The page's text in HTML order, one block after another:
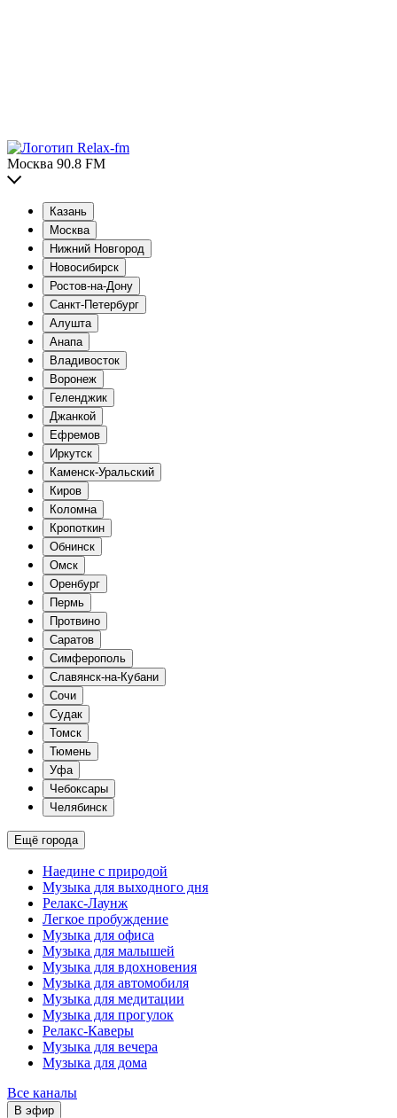
Москва 90.8 FM
Казань
Москва
Нижний Новгород
Новосибирск
Ростов-на-Дону
Санкт-Петербург
Алушта
Анапа
Владивосток
Воронеж
Геленджик
Джанкой
Ефремов
Иркутск
Каменск-Уральский
Киров
Коломна
Кропоткин
Обнинск
Омск
Оренбург
Пермь
Протвино
Саратов
Симферополь
Славянск-на-Кубани
Сочи
Судак
Томск
Тюмень
Уфа
Чебоксары
Челябинск
Ещё города
Наедине с природой
Музыка для выходного дня
Релакс-Лаунж
Легкое пробуждение
Музыка для офиса
Музыка для малышей
Музыка для вдохновения
Музыка для автомобиля
Музыка для медитации
Музыка для прогулок
Релакс-Каверы
Музыка для вечера
Музыка для дома
Все каналы
В эфир